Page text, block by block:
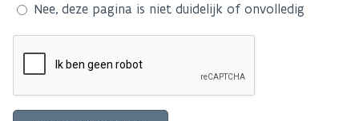
Nee, deze pagina is niet duidelijk of onvolledig